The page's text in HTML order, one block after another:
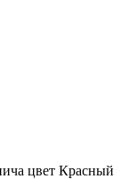
цвет Красный